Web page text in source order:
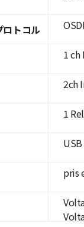
ロトコル
1
2ch
1
pris